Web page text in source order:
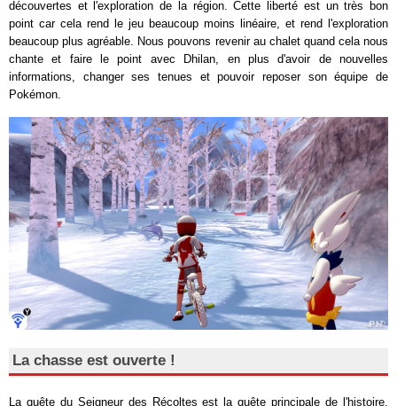
découvertes et l'exploration de la région. Cette liberté est un très bon
point car cela rend le jeu beaucoup moins linéaire, et rend l'exploration
beaucoup plus agréable. Nous pouvons revenir au chalet quand cela nous
chante et faire le point avec Dhilan, en plus d'avoir de nouvelles
informations, changer ses tenues et pouvoir reposer son équipe de
Pokémon.
La chasse est ouverte !
La quête du Seigneur des Récoltes est la quête principale de l'histoire.